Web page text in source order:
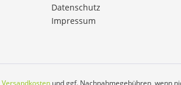
Datenschutz
Impressum